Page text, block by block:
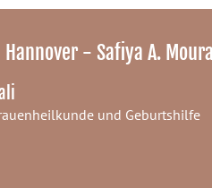
Hannover - Safiya A.
und Geburtshilfe